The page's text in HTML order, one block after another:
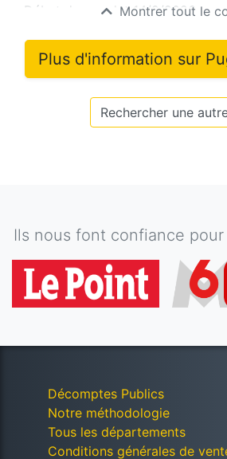
Début du mandat14/2/2026
Montrer tout le
Plus d'information sur
Rechercher une
Ils nous font confiance
Décomptes Publics
Notre méthodologie
Tous les départements
Conditions générales de